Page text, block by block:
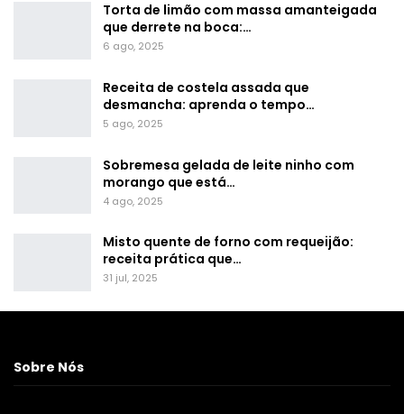
Torta de limão com massa amanteigada
que derrete na boca:…
6 ago, 2025
Receita de costela assada que
desmancha: aprenda o tempo…
5 ago, 2025
Sobremesa gelada de leite ninho com
morango que está…
4 ago, 2025
Misto quente de forno com requeijão:
receita prática que…
31 jul, 2025
Sobre Nós